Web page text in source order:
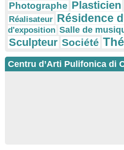
Photographe Plasticien
Réalisateur Résidence
d'exposition Salle de
Sculpteur Société
Centru d’Arti Pulifonica di